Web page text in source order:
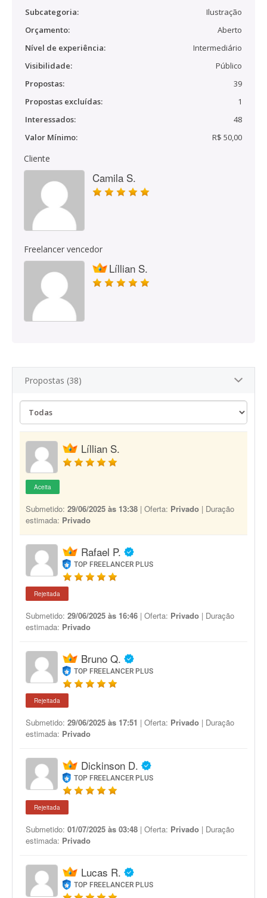
Subcategoria:
Ilustração
Orçamento:
Aberto
Nível de experiência:
Intermediário
Visibilidade:
Público
Propostas:
39
Propostas excluídas:
1
Interessados:
48
Valor Mínimo:
R$ 50,00
Cliente
Camila S.
Freelancer vencedor
Líllian S.
Propostas (38)
Líllian S.
Aceita
Submetido: 29/06/2025 às 13:38 | Oferta: Privado | Duração
estimada: Privado
Rafael P.
TOP FREELANCER PLUS
Rejeitada
Submetido: 29/06/2025 às 16:46 | Oferta: Privado | Duração
estimada: Privado
Bruno Q.
TOP FREELANCER PLUS
Rejeitada
Submetido: 29/06/2025 às 17:51 | Oferta: Privado | Duração
estimada: Privado
Dickinson D.
TOP FREELANCER PLUS
Rejeitada
Submetido: 01/07/2025 às 03:48 | Oferta: Privado | Duração
estimada: Privado
Lucas R.
TOP FREELANCER PLUS